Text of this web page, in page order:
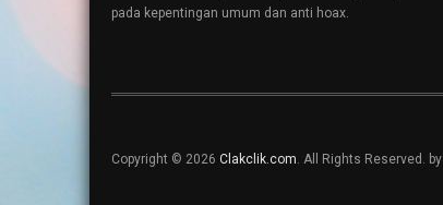
pada kepentingan umum dan anti hoax.
Copyright © 2026 Clakclik.com. All Rights Reserved. by